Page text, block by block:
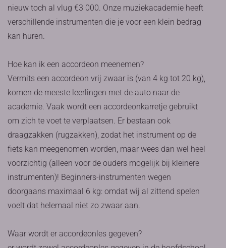
nieuw toch al vlug €3 000. Onze muziekacademie heeft
verschillende instrumenten die je voor een klein bedrag
kan huren.
Hoe kan ik een accordeon meenemen?
Vermits een accordeon vrij zwaar is (van 4 kg tot 20 kg),
komen de meeste leerlingen met de auto naar de
academie. Vaak wordt een accordeonkarretje gebruikt
om zich te voet te verplaatsen. Er bestaan ook
draagzakken (rugzakken), zodat het instrument op de
fiets kan meegenomen worden, maar wees dan wel heel
voorzichtig (alleen voor de ouders mogelijk bij kleinere
instrumenten)! Beginners-instrumenten wegen
doorgaans maximaal 6 kg: omdat wij al zittend spelen
voelt dat helemaal niet zo zwaar aan.
Waar wordt er accordeonles gegeven?